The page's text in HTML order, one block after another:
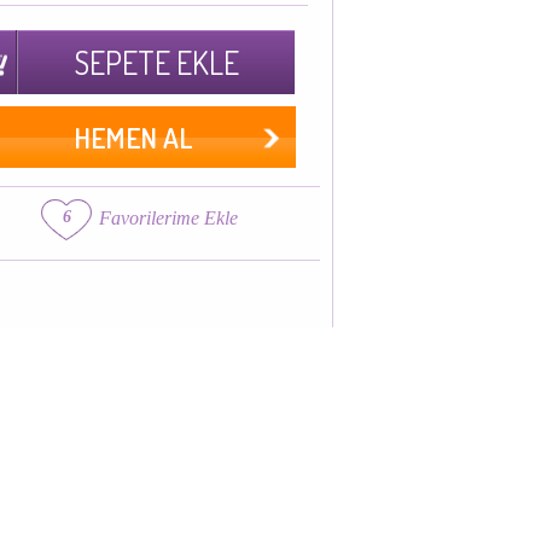
SEPETE EKLE
HEMEN AL
6 Favorilerime Ekle